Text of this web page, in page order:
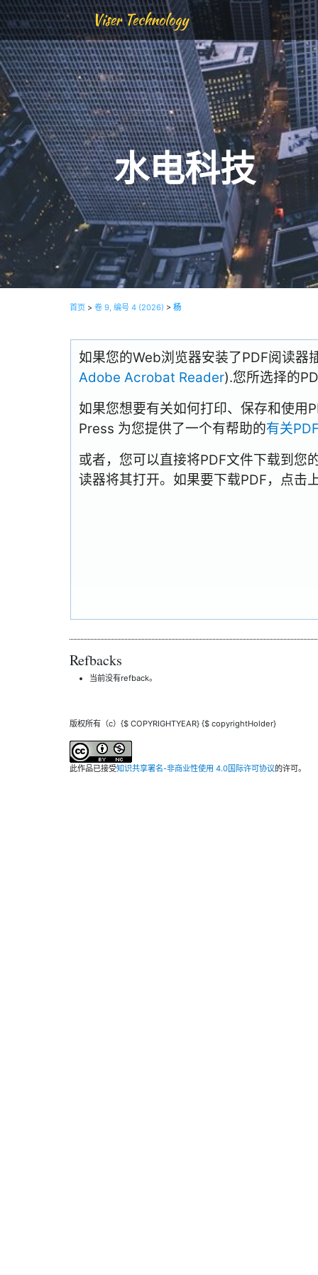
Viser Technology
水电科技
首页 > 卷 9, 编号 4 (2026) > 杨
如果您的Web浏览器安装了PDF阅读器
Adobe Acrobat Reader).您所选择的
如果您想要有关如何打印、保存和使用
Press 为您提供了一个有帮助的有关
或者，您可以直接将PDF文件下载到您
读器将其打开。如果要下载PDF，点击
Refbacks
当前没有refback。
版权所有（c）{$ COPYRIGHTYEAR} {$ copyrightHolder}
此作品已接受知识共享署名-非商业性使用 4.0国际许可协议的许可。